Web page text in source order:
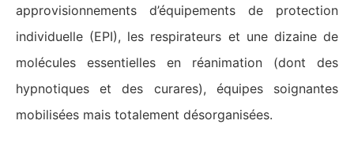
approvisionnements d’équipements de protection
individuelle (EPI), les respirateurs et une dizaine de
molécules essentielles en réanimation (dont des
hypnotiques et des curares), équipes soignantes
mobilisées mais totalement désorganisées.